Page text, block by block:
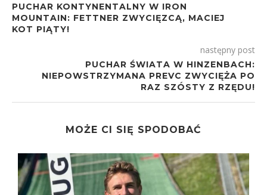
PUCHAR KONTYNENTALNY W IRON
MOUNTAIN: FETTNER ZWYCIĘZCĄ, MACIEJ
KOT PIĄTY!
następny post
PUCHAR ŚWIATA W HINZENBACH:
NIEPOWSTRZYMANA PREVC ZWYCIĘŻA PO
RAZ SZÓSTY Z RZĘDU!
MOŻE CI SIĘ SPODOBAĆ